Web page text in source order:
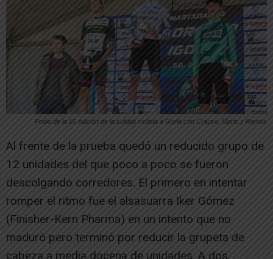
Podio de la 50 edición de la subida ciclista a Gorla con Crause, Maris y Ramos
Al frente de la prueba quedó un reducido grupo de
12 unidades del que poco a poco se fueron
descolgando corredores. El primero en intentar
romper el ritmo fue el alsasuarra Iker Gómez
(Finisher-Kern Pharma) en un intento que no
maduró pero terminó por reducir la grupeta de
cabeza a media docena de unidades. A dos